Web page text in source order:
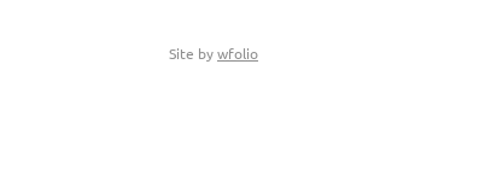
Site bywfolio